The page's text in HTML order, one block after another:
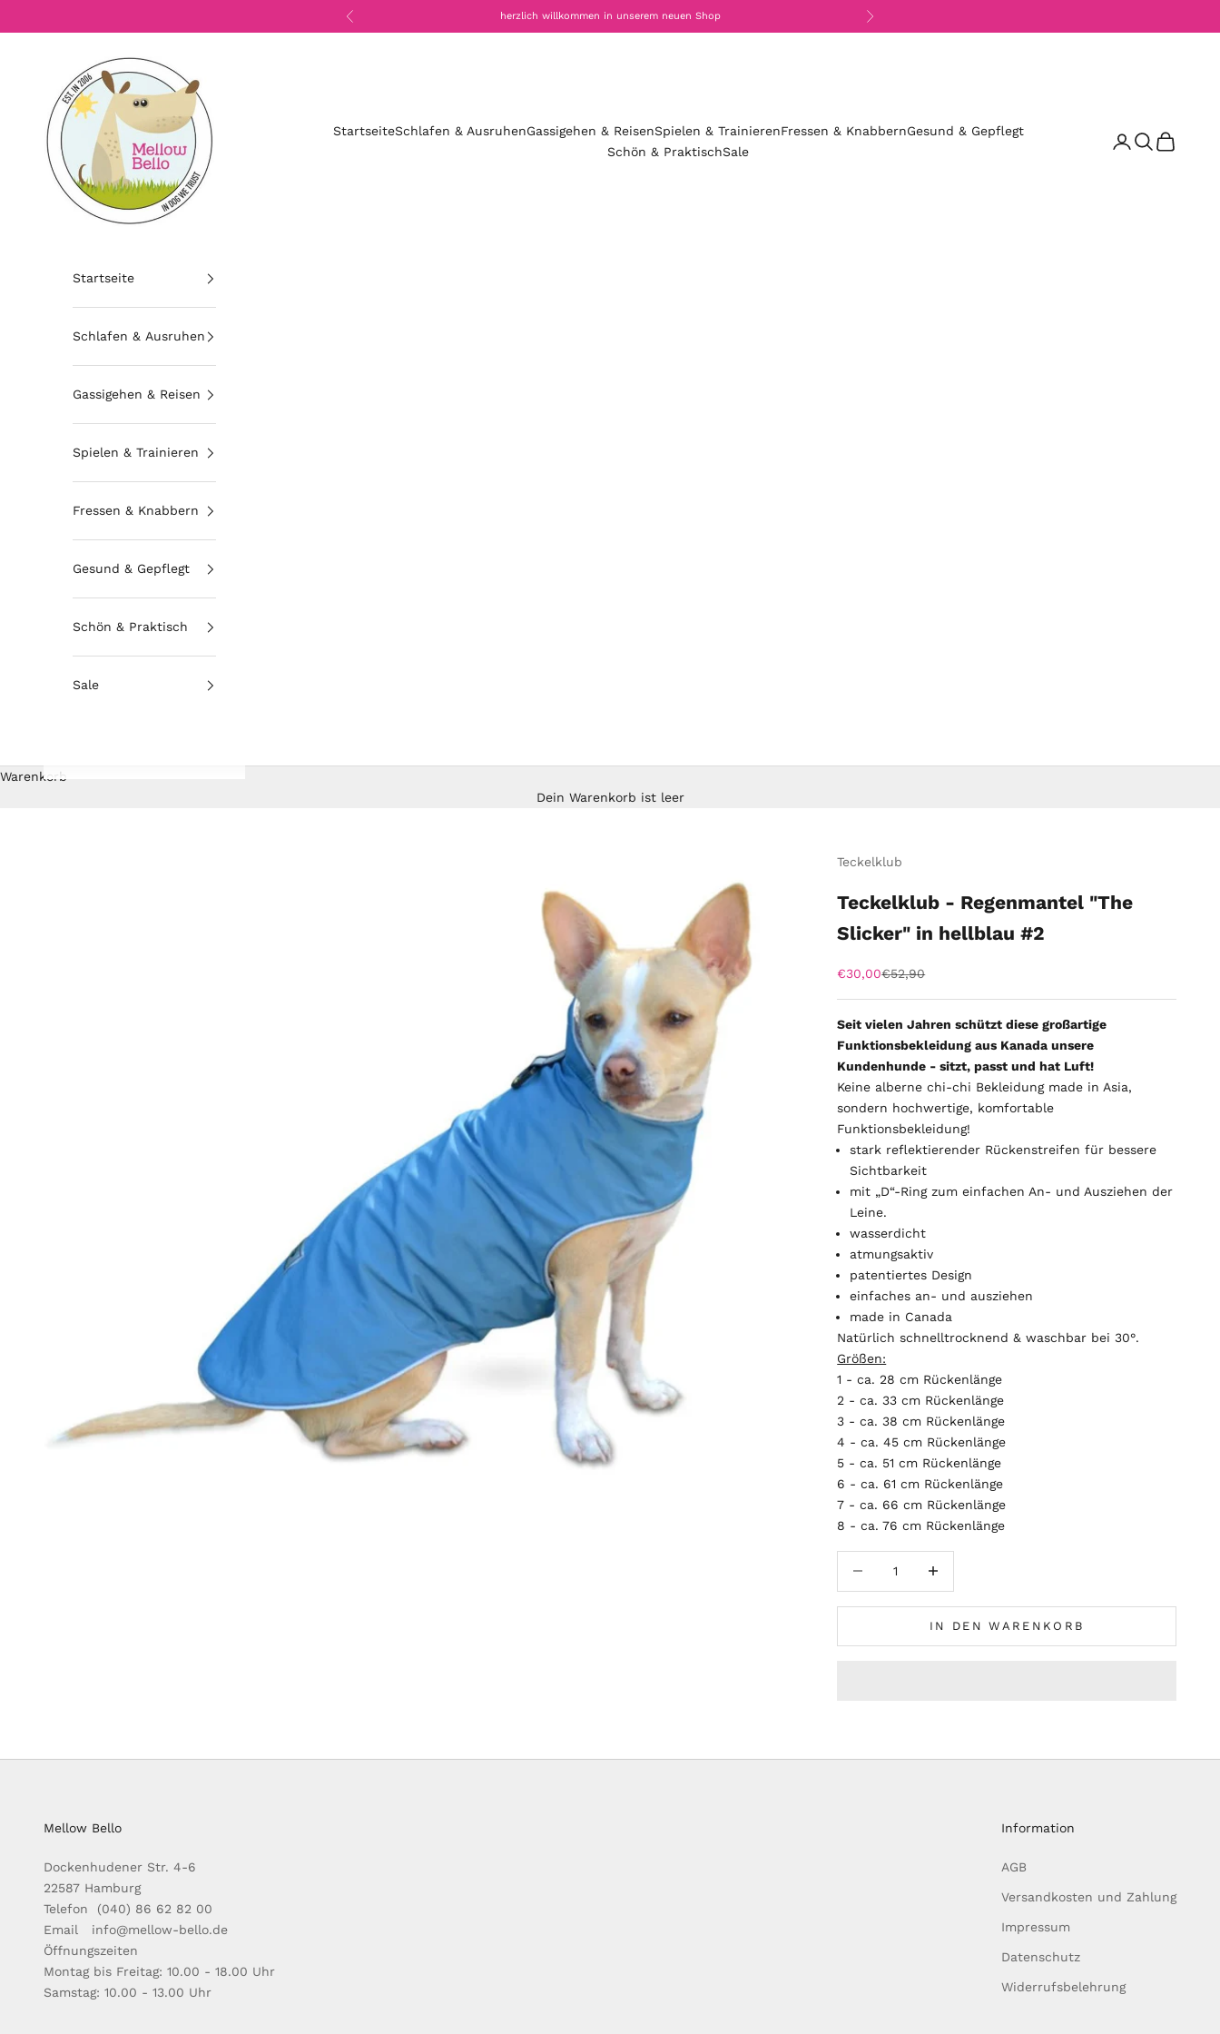
Zurück herzlich willkommen in unserem neuen Shop Vor
Mellow Bello
StartseiteSchlafen & AusruhenGassigehen & ReisenSpielen & TrainierenFressen & KnabbernGesund & Gepflegt
Schön & PraktischSale
SuchenWarenkorb
Startseite
Schlafen & Ausruhen
Gassigehen & Reisen
Spielen & Trainieren
Fressen & Knabbern
Gesund & Gepflegt
Schön & Praktisch
Sale
Warenkorb
Dein Warenkorb ist leer
Teckelklub
Teckelklub - Regenmantel "The
Slicker" in hellblau #2
Angebot
€30,00Regulärer Preis
€52,90
Seit vielen Jahren schützt diese großartige
Funktionsbekleidung aus Kanada unsere
Kundenhunde - sitzt, passt und hat Luft!
Keine alberne chi-chi Bekleidung made in Asia,
sondern hochwertige, komfortable
Funktionsbekleidung!
stark reflektierender Rückenstreifen für bessere
Sichtbarkeit
mit „D“-Ring zum einfachen An- und Ausziehen der
Leine.
wasserdicht
atmungsaktiv
patentiertes Design
einfaches an- und ausziehen
made in Canada
Natürlich schnelltrocknend & waschbar bei 30°.
Größen:
1 - ca. 28 cm Rückenlänge
2 - ca. 33 cm Rückenlänge
3 - ca. 38 cm Rückenlänge
4 - ca. 45 cm Rückenlänge
5 - ca. 51 cm Rückenlänge
6 - ca. 61 cm Rückenlänge
7 - ca. 66 cm Rückenlänge
8 - ca. 76 cm Rückenlänge
IN DEN WARENKORB
Mellow Bello
Dockenhudener Str. 4-6
22587 Hamburg
Telefon (040) 86 62 82 00
Email info@mellow-bello.de
Öffnungszeiten
Montag bis Freitag: 10.00 - 18.00 Uhr
Samstag: 10.00 - 13.00 Uhr
Information
AGB
Versandkosten und Zahlung
Impressum
Datenschutz
Widerrufsbelehrung